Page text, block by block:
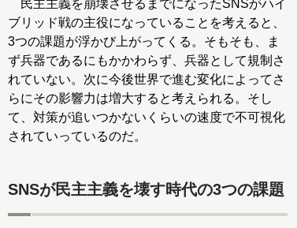
民主主義を崩壊させるまでになったSNSがハイ
ブリッド戦の主役になっていることを考えると、
3つの課題が浮かび上がってくる。そもそも、ま
ず兵器であるにもかかわらず、兵器として規制さ
れていない。次に今後世界で進む変化によってさ
らにその影響力は増大すると考えられる。そし
て、対策が追いつかないくらいの速度で不可視化
されていっているのだ。
SNSが民主主義を壊す時代の3つの課題